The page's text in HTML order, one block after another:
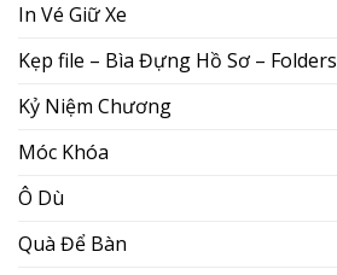
In Vé Giữ Xe
Kẹp file – Bìa Đựng Hồ Sơ – Folders
Kỷ Niệm Chương
Móc Khóa
Ô Dù
Quà Để Bàn